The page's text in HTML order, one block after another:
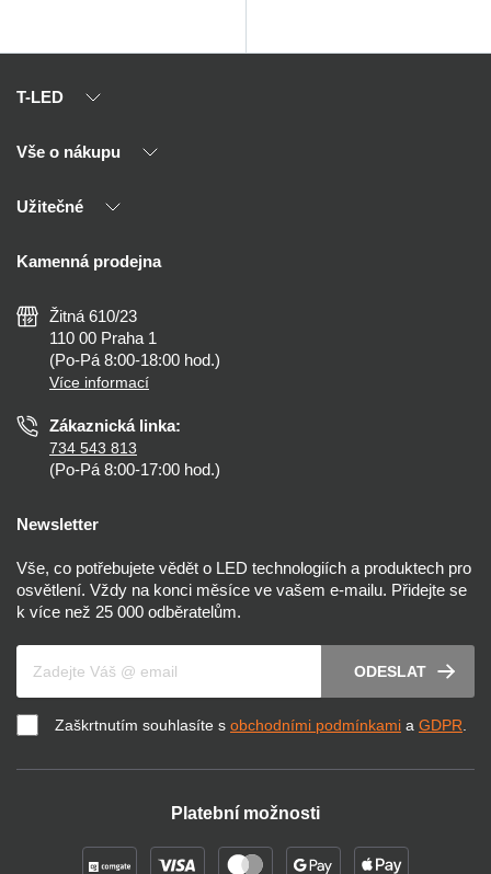
T-LED
O nás
Kontakty
Vše o nákupu
Výhody T-LED
Montáž
Nejčastější dotazy
Než koupíte
Osvětlení dle místnosti
Užitečné
Reklamace a vrácení
Zásady ochrany soukromí
Nastavení cookies
Prohlášení o přístupnosti
Kamenná prodejna
Žitná 610/23
110 00 Praha 1
(Po-Pá 8:00-18:00 hod.)
Více informací
Zákaznická linka:
734 543 813
(Po-Pá 8:00-17:00 hod.)
Newsletter
Vše, co potřebujete vědět o LED technologiích a produktech pro
osvětlení. Vždy na konci měsíce ve vašem e-mailu. Přidejte se
k více než 25 000 odběratelům.
ODESLAT
Zaškrtnutím souhlasíte s obchodními podmínkami a GDPR
Platební možnosti